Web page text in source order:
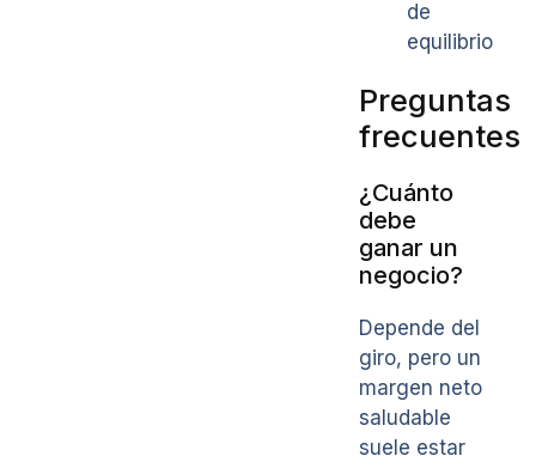
de
equilibrio
Preguntas
frecuentes
¿Cuánto
debe
ganar un
negocio?
Depende del
giro, pero un
margen neto
saludable
suele estar